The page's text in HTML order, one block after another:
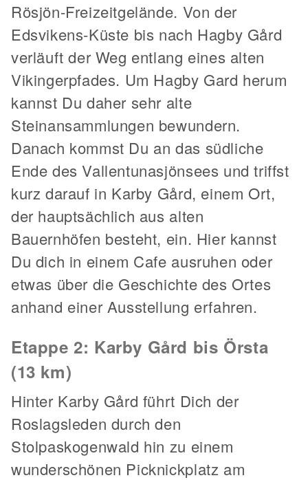
Rösjön-Freizeitgelände. Von der
Edsvikens-Küste bis nach Hagby Gård
verläuft der Weg entlang eines alten
Vikingerpfades. Um Hagby Gard herum
kannst Du daher sehr alte
Steinansammlungen bewundern.
Danach kommst Du an das südliche
Ende des Vallentunasjönsees und triffst
kurz darauf in Karby Gård, einem Ort,
der hauptsächlich aus alten
Bauernhöfen besteht, ein. Hier kannst
Du dich in einem Cafe ausruhen oder
etwas über die Geschichte des Ortes
anhand einer Ausstellung erfahren.
Etappe 2: Karby Gård bis Örsta
(13 km)
Hinter Karby Gård führt Dich der
Roslagsleden durch den
Stolpaskogenwald hin zu einem
wunderschönen Picknickplatz am